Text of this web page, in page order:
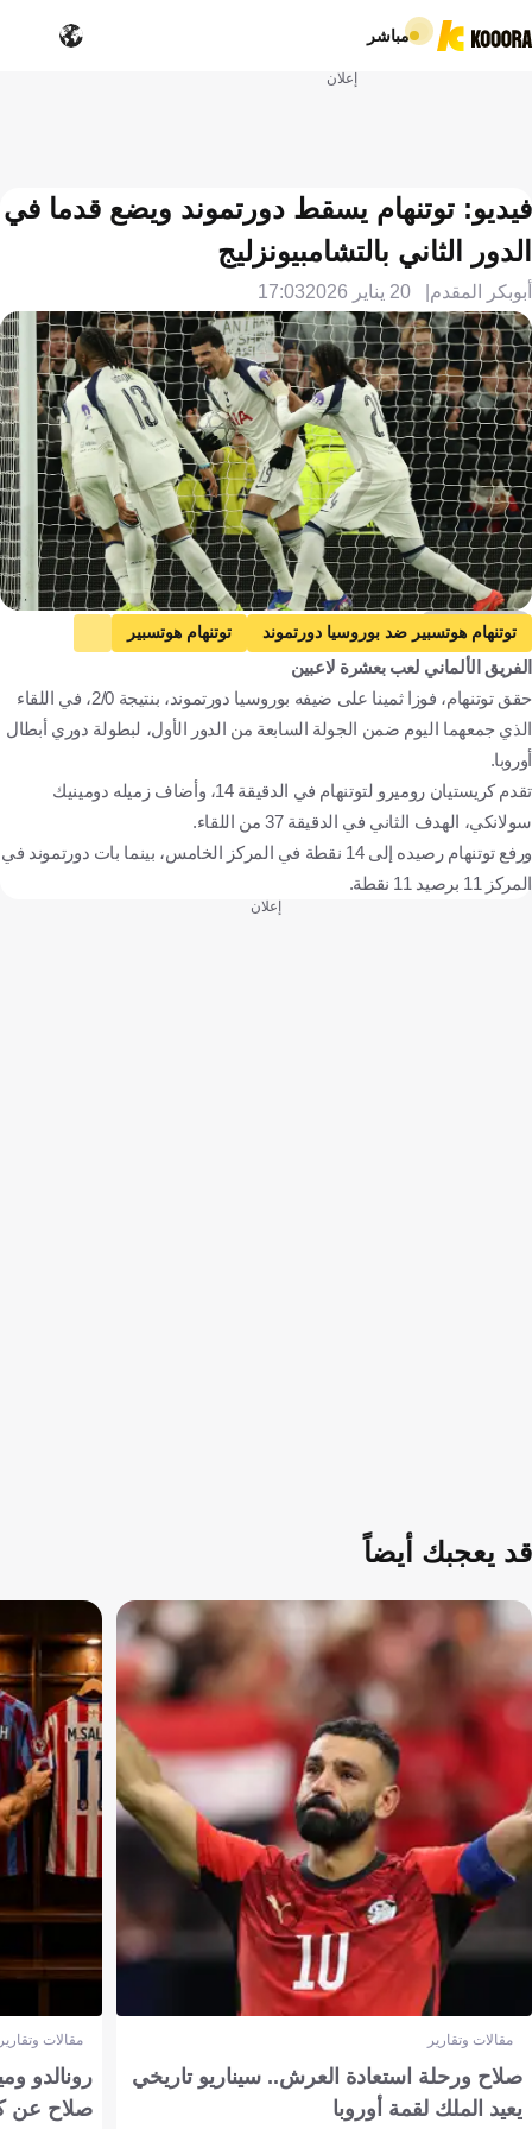
مباشر
إعلان
فيديو: توتنهام يسقط دورتموند ويضع قدما في
الدور الثاني بالتشامبيونزليج
أبوبكر المقدم 20 يناير 2026 17:03
Getty Images
توتنهام هوتسبير ضد بوروسيا دورتموند
توتنهام هوتسبير
بوروسيا دورتموند
دوري أبطال أوروبا
كرة قدم
الفريق الألماني لعب بعشرة لاعبين
حقق توتنهام، فوزا ثمينا على ضيفه بوروسيا دورتموند، بنتيجة 2/0، في اللقاء
الذي جمعهما اليوم ضمن الجولة السابعة من الدور الأول، لبطولة دوري أبطال
أوروبا.
تقدم كريستيان روميرو لتوتنهام في الدقيقة 14، وأضاف زميله دومينيك
سولانكي، الهدف الثاني في الدقيقة 37 من اللقاء.
ورفع توتنهام رصيده إلى 14 نقطة في المركز الخامس، بينما بات دورتموند في
المركز 11 برصيد 11 نقطة.
إعلان
قد يعجبك أيضاً
مقالات وتقارير
صلاح ورحلة استعادة العرش.. سيناريو تاريخي
يعيد الملك لقمة أوروبا
مقالات
رونالدو
صلاح عن